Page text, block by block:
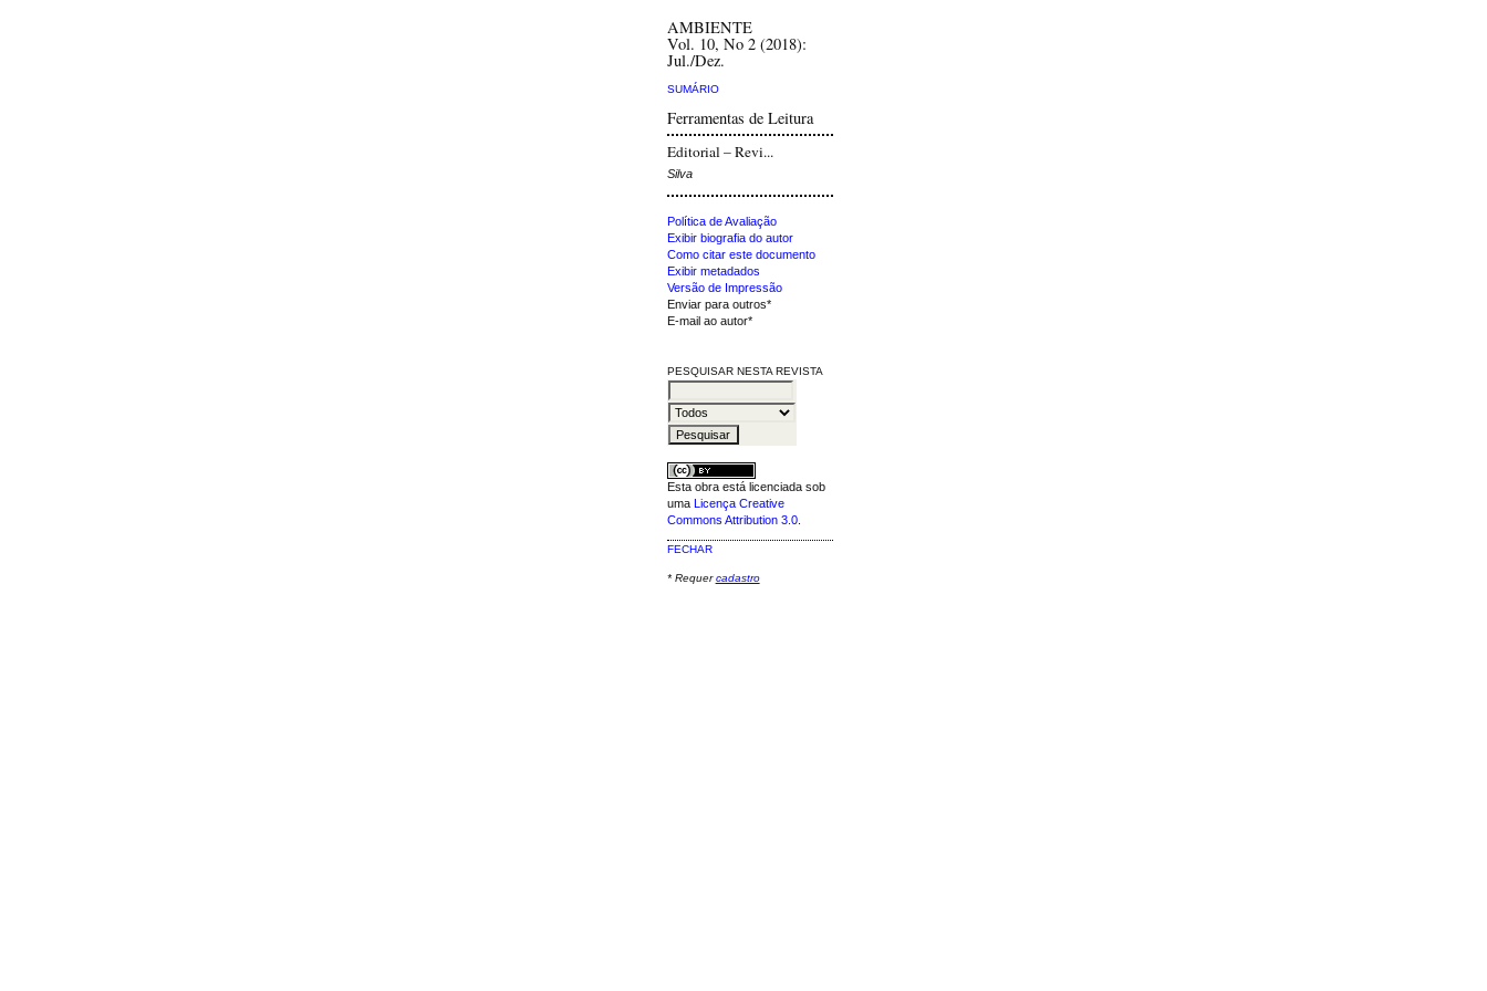
AMBIENTE
Vol. 10, No 2 (2018):
Jul./Dez.
SUMÁRIO
Ferramentas de Leitura
Editorial – Revi...
Silva
Política de Avaliação
Exibir biografia do autor
Como citar este documento
Exibir metadados
Versão de Impressão
Enviar para outros*
E-mail ao autor*
PESQUISAR NESTA REVISTA
Esta obra está licenciada sob
uma Licença Creative
Commons Attribution 3.0.
FECHAR
* Requercadastro